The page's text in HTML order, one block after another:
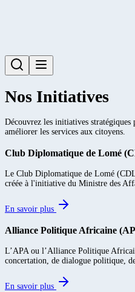
Nos Initiatives
Découvrez les initiatives
améliorer les services aux citoyens.
Club Diplomatique de Lomé
Le Club Diplomatique de Lomé
créée à l'initiative du Ministre des
En savoir plus
Alliance Politique Africaine
L’APA ou l’Alliance Politique
concertation, de dialogue politique, de
En savoir plus